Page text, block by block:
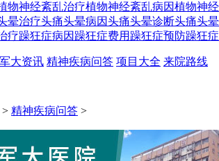
物神经紊乱治疗植物神经紊乱病因植物神
晕治疗头痛头晕病因头痛头晕诊断头痛头
疗躁狂症病因 躁狂症费用 躁狂症预防躁狂
军大资讯 精神疾病问答 项目大全 来院路线
> 精神疾病问答 >